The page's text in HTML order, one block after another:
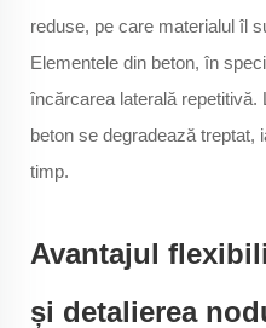
reduse, pe care materialul îl
Elementele din beton, în
încărcarea laterală repetitivă.
beton se degradează treptat,
timp.
Avantajul
și detalierea